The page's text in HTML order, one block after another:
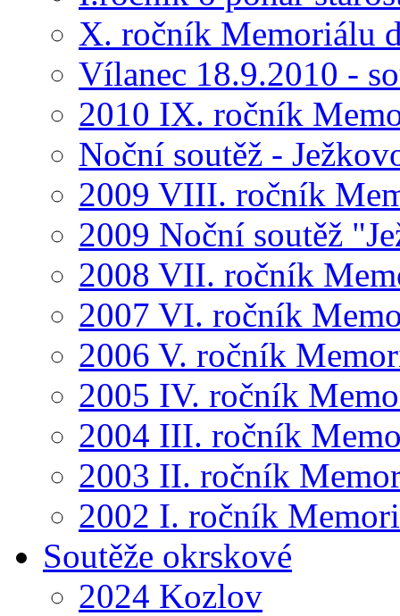
X. ročník Memoriálu
Vílanec 18.9.2010 -
2010 IX. ročník
Noční soutěž -
2009 VIII. ročník
2009 Noční soutěž
2008 VII. ročník
2007 VI. ročník
2006 V. ročník
2005 IV. ročník
2004 III. ročník
2003 II. ročník
2002 I. ročník
Soutěže okrskové
2024 Kozlov